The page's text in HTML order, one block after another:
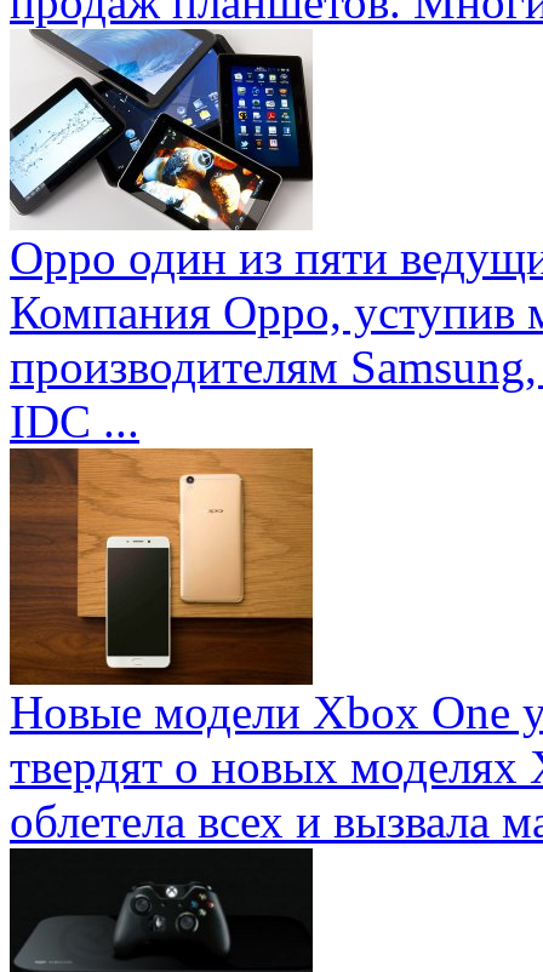
Oppo один из пяти
Компания Oppo, уступив
производителям
IDC ...
Новые модели Xbox One
твердят о новых
облетела всех и вызвала